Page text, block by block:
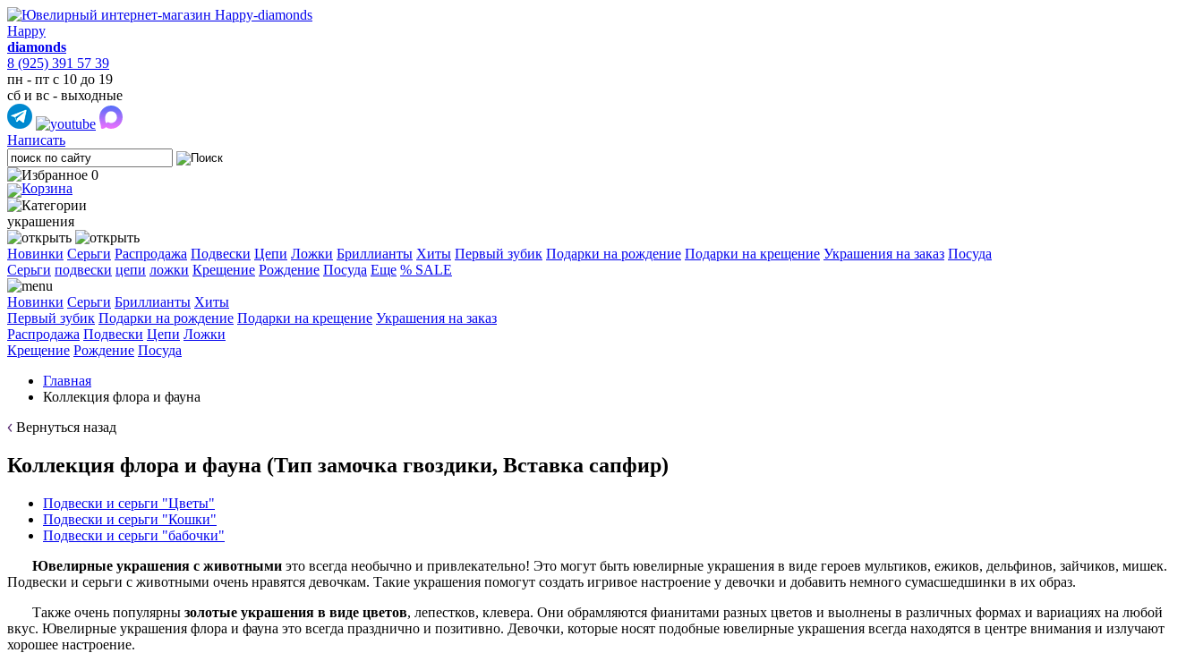
Happy
diamonds
8 (925) 391 57 39
пн - пт с 10 до 19
сб и вс - выходные
Написать
0
украшения
Новинки Серьги Распродажа Подвески Цепи Ложки Бриллианты Хиты Первый зубик Подарки на рождение Подарки на крещение Украшения на заказ Посуда
Cерьги подвески цепи ложки Крещение Рождение Посуда Еще % SALE
Новинки Серьги Бриллианты Хиты
Первый зубик Подарки на рождение Подарки на крещение Украшения на заказ
Распродажа Подвески Цепи Ложки
Крещение Рождение Посуда
Главная
Коллекция флора и фауна
Вернуться назад
Коллекция флора и фауна (Тип замочка гвоздики, Вставка сапфир)
Подвески и серьги "Цветы"
Подвески и серьги "Кошки"
Подвески и серьги "бабочки"
Ювелирные украшения с животными это всегда необычно и привлекательно! Это могут быть ювелирные украшения в виде героев мультиков, ежиков, дельфинов, зайчиков, мишек.
Подвески и серьги с животными очень нравятся девочкам. Такие украшения помогут создать игривое настроение у девочки и добавить немного сумасшедшинки в их образ.
Также очень популярны золотые украшения в виде цветов, лепестков, клевера. Они обрамляются фианитами разных цветов и выолнены в различных формах и вариациях на любой
вкус. Ювелирные украшения флора и фауна это всегда празднично и позитивно. Девочки, которые носят подобные ювелирные украшения всегда находятся в центре внимания и излучают
хорошее настроение.